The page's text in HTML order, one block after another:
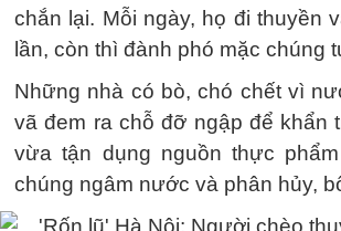
chắn lại. Mỗi ngày, họ đi thuyền
lần, còn thì đành phó mặc chúng
Những nhà có bò, chó chết vì
vã đem ra chỗ đỡ ngập để khẩn
vừa tận dụng nguồn thực
chúng ngâm nước và phân hủy,